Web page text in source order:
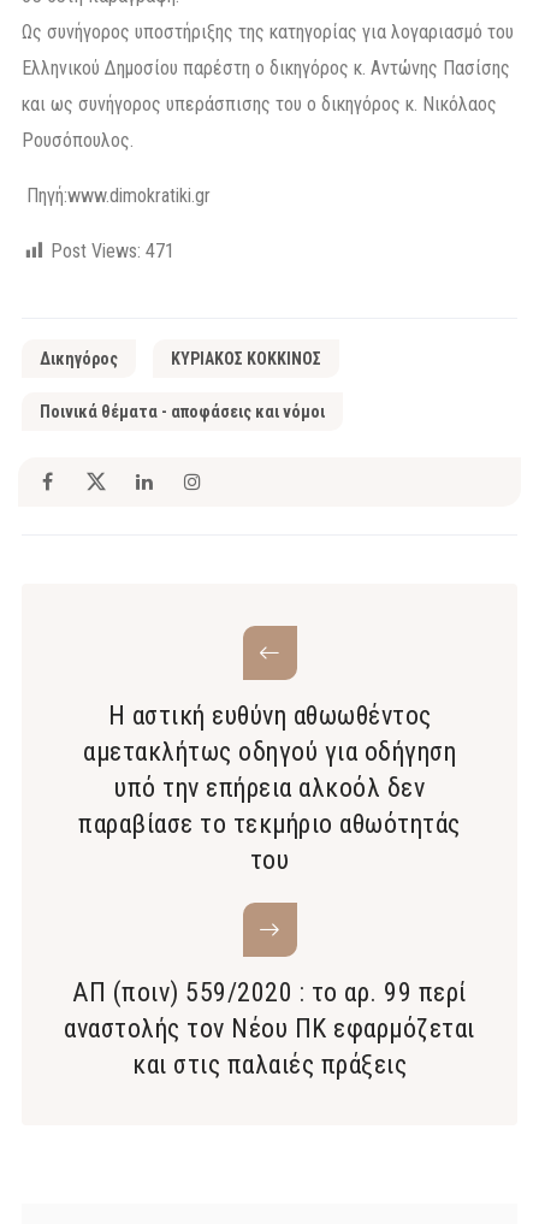
Ως συνήγορος υποστήριξης της κατηγορίας για λογαριασμό του
Ελληνικού Δημοσίου παρέστη ο δικηγόρος κ. Αντώνης Πασίσης
και ως συνήγορος υπεράσπισης του ο δικηγόρος κ. Νικόλαος
Ρουσόπουλος.
Πηγή:www.dimokratiki.gr
Post Views: 471
Δικηγόρος ΚΥΡΙΑΚΟΣ ΚΟΚΚΙΝΟΣ
Ποινικά θέματα - αποφάσεις και νόμοι
Η αστική ευθύνη αθωωθέντος
αμετακλήτως οδηγού για οδήγηση
υπό την επήρεια αλκοόλ δεν
παραβίασε το τεκμήριο αθωότητάς
του
ΑΠ (ποιν) 559/2020 : το αρ. 99 περί
αναστολής τον Νέου ΠΚ εφαρμόζεται
και στις παλαιές πράξεις